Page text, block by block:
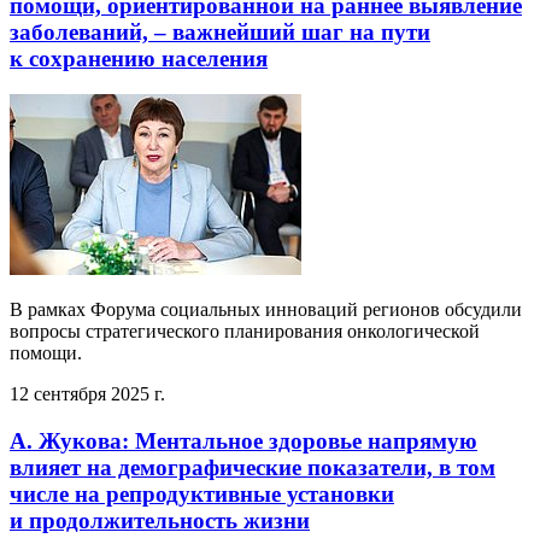
помощи, ориентированной на раннее выявление
заболеваний, – важнейший шаг на пути
к сохранению населения
В рамках Форума социальных инноваций регионов обсудили
вопросы стратегического планирования онкологической
помощи.
12 сентября 2025 г.
А. Жукова: Ментальное здоровье напрямую
влияет на демографические показатели, в том
числе на репродуктивные установки
и продолжительность жизни